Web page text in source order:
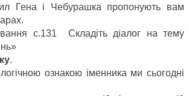
Гена і Чебурашка пропонують вам
с.131 Складіть діалог на тему
.
ознакою іменника ми сьогодні